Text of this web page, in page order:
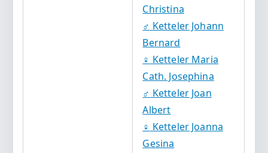
Christina
♂️ Ketteler Johann
Bernard
♀️ Ketteler Maria
Cath. Josephina
♂️ Ketteler Joan
Albert
♀️ Ketteler Joanna
Gesina